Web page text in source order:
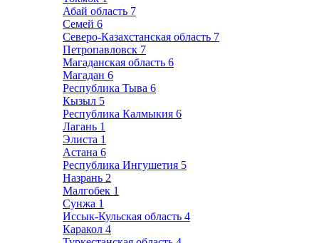
Абай область 7
Семей 6
Северо-Казахстанская область 7
Петропавловск 7
Магаданская область 6
Магадан 6
Республика Тыва 6
Кызыл 5
Республика Калмыкия 6
Лагань 1
Элиста 1
Астана 6
Республика Ингушетия 5
Назрань 2
Малгобек 1
Сунжа 1
Иссык-Кульская область 4
Каракол 4